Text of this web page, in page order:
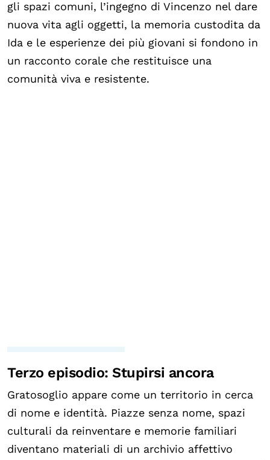
gli spazi comuni, l’ingegno di Vincenzo nel dare
nuova vita agli oggetti, la memoria custodita da
Ida e le esperienze dei più giovani si fondono in
un racconto corale che restituisce una
comunità viva e resistente.
Terzo episodio: Stupirsi ancora
Gratosoglio appare come un territorio in cerca
di nome e identità. Piazze senza nome, spazi
culturali da reinventare e memorie familiari
diventano materiali di un archivio affettivo